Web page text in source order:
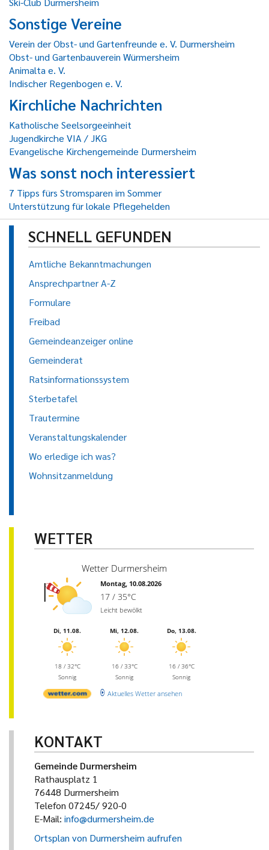
Sonstige Vereine
Verein der Obst- und Gartenfreunde e. V. Durmersheim
Obst- und Gartenbauverein Würmersheim
Animalta e. V.
Indischer Regenbogen e. V.
Kirchliche Nachrichten
Katholische Seelsorgeeinheit
Jugendkirche VIA / JKG
Evangelische Kirchengemeinde Durmersheim
Was sonst noch interessiert
7 Tipps fürs Stromsparen im Sommer
Unterstützung für lokale Pflegehelden
SCHNELL GEFUNDEN
Amtliche Bekanntmachungen
Ansprechpartner A-Z
Formulare
Freibad
Gemeindeanzeiger online
Gemeinderat
Ratsinformationssystem
Sterbetafel
Trautermine
Veranstaltungskalender
Wo erledige ich was?
Wohnsitzanmeldung
WETTER
Wetter Durmersheim
Montag, 10.08.2026
17 / 35°C
Leicht bewölkt
Di, 11.08.
18 / 32°C
Sonnig
Mi, 12.08.
16 / 33°C
Sonnig
Do, 13.08.
16 / 36°C
Sonnig
Aktuelles Wetter ansehen
KONTAKT
Gemeinde Durmersheim
Rathausplatz 1
76448 Durmersheim
Telefon 07245/ 920-0
E-Mail: info@durmersheim.de
Ortsplan von Durmersheim aufrufen